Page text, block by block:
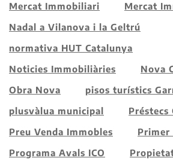
Mercat Immobiliari
Mercat
Nadal a Vilanova i la Geltrú
normativa HUT Catalunya
Noticies Immobiliàries
Nova
Obra Nova
pisos turístics
plusvàlua municipal
Préstecs
Preu Venda Immobles
Primer
Programa Avals ICO